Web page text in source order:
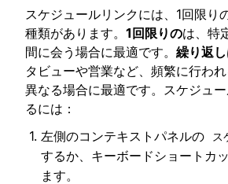
スケジュールリンクには、1回限り
種類があります。 1回限りのは、特
間に会う場合に最適です。 繰り返し
タビューや営業など、頻繁に行わ
異なる場合に最適です。スケジュ
るには：
左側のコンテキストパネルの
ス
するか、キーボードショートカ
ます。